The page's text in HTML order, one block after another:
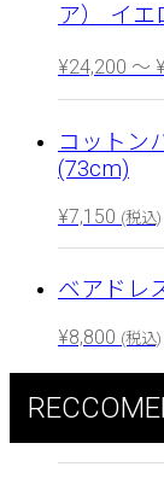
ア） イエ
¥24,200 ～
コットン
(73cm)
¥7,150 (税込)
ベアドレ
¥8,800 (税込)